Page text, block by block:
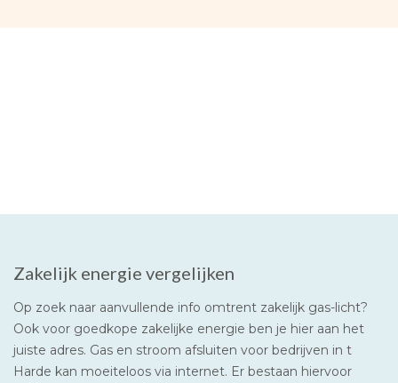
Zakelijk energie vergelijken
Op zoek naar aanvullende info omtrent zakelijk gas-licht?
Ook voor goedkope zakelijke energie ben je hier aan het
juiste adres. Gas en stroom afsluiten voor bedrijven in t
Harde kan moeiteloos via internet. Er bestaan hiervoor